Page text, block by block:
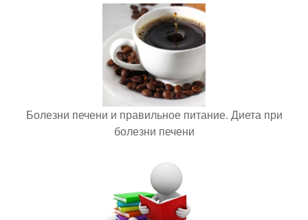
Болезни печени и правильное питание. Диета при
болезни печени